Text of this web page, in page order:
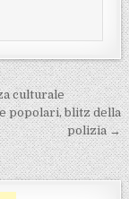
culturale
popolari, blitz della
polizia →